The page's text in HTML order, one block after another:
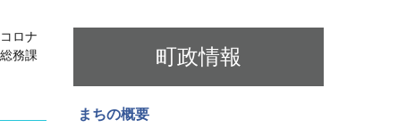
ロナ
務課
町政情報
まちの概要